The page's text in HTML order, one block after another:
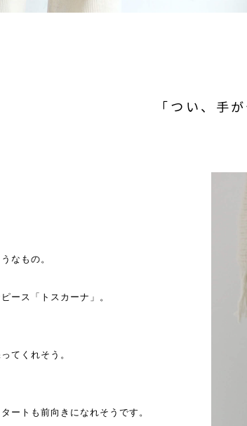
「つい、手
なもの。
ース「トスカーナ」。
てくれそう。
ートも前向きになれそうです。